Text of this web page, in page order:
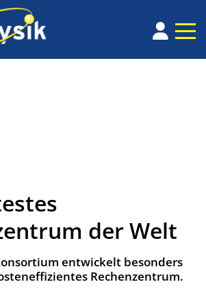
der Welt
entwickelt besonders
Rechenzentrum.